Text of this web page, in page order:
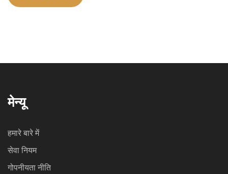
मेन्यू
हमारे बारे में
सेवा नियम
गोपनीयता नीति